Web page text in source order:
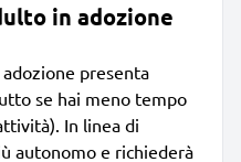
in adozione
presenta
se hai meno tempo
In linea di
autonomo e richiederà